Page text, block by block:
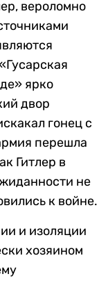
вероломно
ярко
двор
гонец с
перешла
Гитлер в
не
к войне.
и изоляции
хозяином